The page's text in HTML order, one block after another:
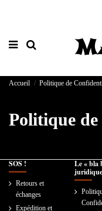
Accueil Politique de
Politique
SOS !
Retours et
échanges
Expédition et
Le « bla
juridique